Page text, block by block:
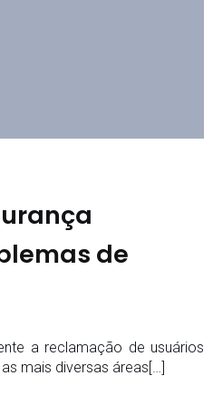
de
a reclamação de usuários
mais diversas áreas[…]